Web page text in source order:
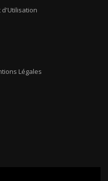
d'Utilisation
Légales